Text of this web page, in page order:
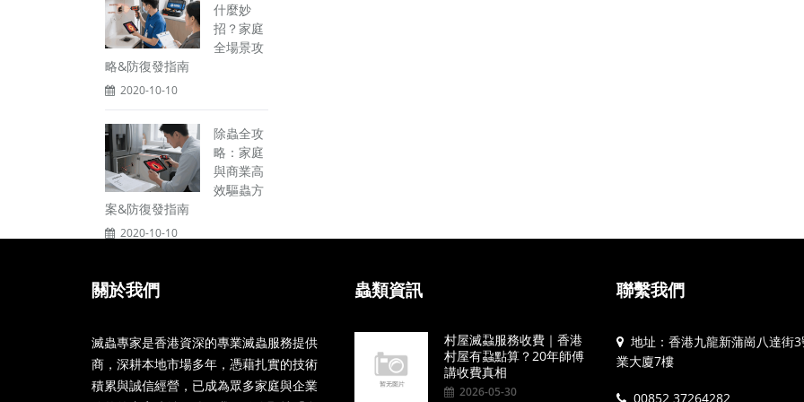
什麼妙
招？家庭
全場景攻
略&防復發指南
2020-10-10
除蟲全攻
略：家庭
與商業高
效驅蟲方
案&防復發指南
2020-10-10
關於我們
滅蟲專家是香港資深的專業滅蟲服務提供
商，深耕本地市場多年，憑藉扎實的技術
積累與誠信經營，已成為眾多家庭與企業
蟲類資訊
村屋滅蝨服務收費｜香港
村屋有蝨點算？20年師傅
講收費真相
2026-05-30
聯繫我們
地址：香港九龍新蒲崗八達街
業大廈7樓
00852 37264282